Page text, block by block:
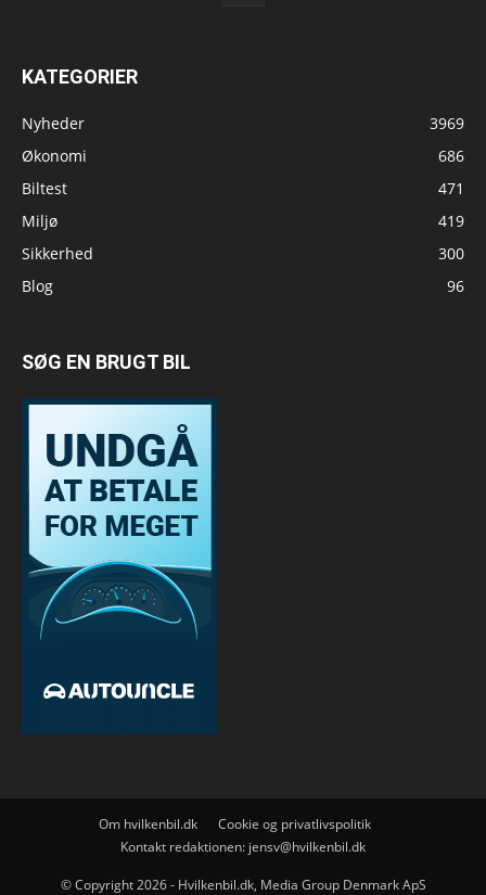
KATEGORIER
Nyheder
3969
Økonomi
686
Biltest
471
Miljø
419
Sikkerhed
300
Blog
96
SØG EN BRUGT BIL
Om hvilkenbil.dk
Cookie og privatlivspolitik
Kontakt redaktionen: jensv@hvilkenbil.dk
© Copyright 2026 - Hvilkenbil.dk, Media Group Denmark ApS